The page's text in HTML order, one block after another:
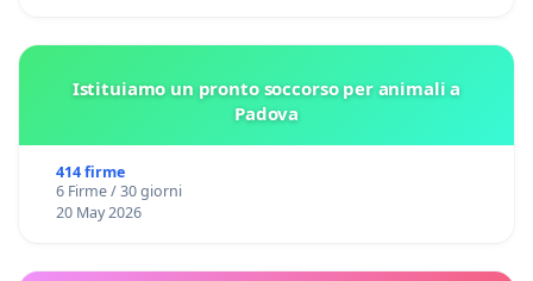
Istituiamo un pronto soccorso per animali a
Padova
414 firme
6 Firme / 30 giorni
20 May 2026